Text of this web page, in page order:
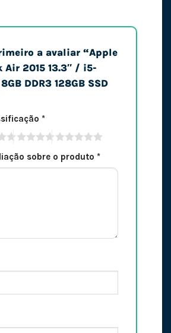
a avaliar “Apple
Air 2015 13.3″ / i5-
DDR3 128GB SSD
*
sobre o produto *